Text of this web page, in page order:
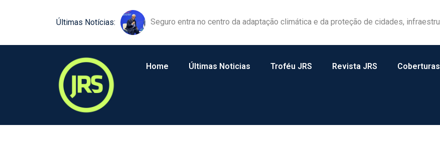
Últimas Notícias: Equipamentos agrícolas ganham protagonismo na gestão de riscos no campo
Home Últimas Noticias Troféu JRS Revista JRS Coberturas